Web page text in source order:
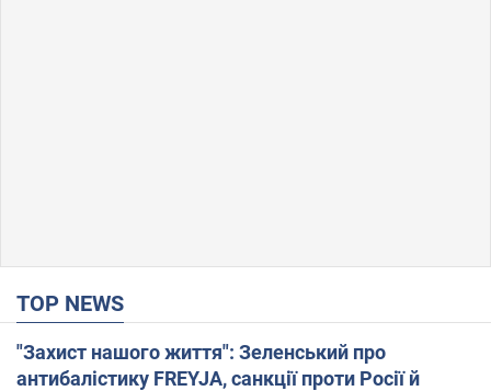
TOP NEWS
"Захист нашого життя": Зеленський про
антибалістику FREYJA, санкції проти Росії й